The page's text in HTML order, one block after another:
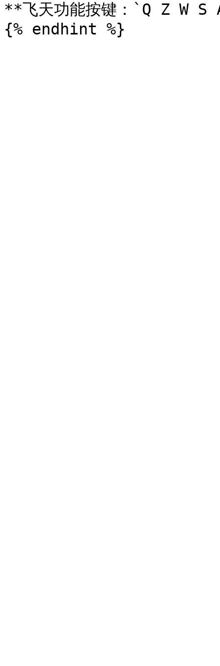
**飞天功能按键：`Q Z W